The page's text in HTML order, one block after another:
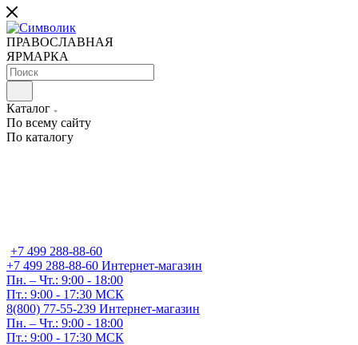
ПРАВОСЛАВНАЯ
ЯРМАРКА
Каталог
По всему сайту
По каталогу
+7 499 288-88-60
+7 499 288-88-60 Интернет-магазин
Пн. – Чт.: 9:00 - 18:00
Пт.: 9:00 - 17:30 МСК
8(800) 77-55-239 Интернет-магазин
Пн. – Чт.: 9:00 - 18:00
Пт.: 9:00 - 17:30 МСК